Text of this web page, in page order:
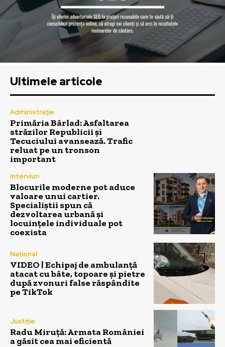
Ultimele articole
Administrație
Primăria Bârlad: Asfaltarea
străzilor Republicii și
Tecuciului avansează. Trafic
reluat pe un tronson
important
Interviuri
Blocurile moderne pot aduce
valoare unui cartier.
Specialiștii spun că
dezvoltarea urbană și
locuințele individuale pot
coexista
Național
VIDEO | Echipaj de ambulanță
atacat cu bâte, topoare și pietre
după zvonuri false răspândite
pe TikTok
Justiție
Radu Miruță: Armata României
a găsit cea mai eficientă